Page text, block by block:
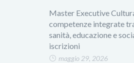
Master Executive
competenze integrate
sanità, educazione e
iscrizioni
maggio 29, 2026